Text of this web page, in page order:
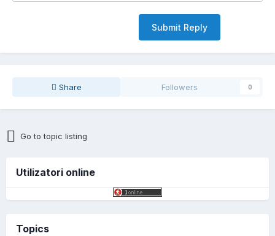
Submit Reply
Share Followers 0
Go to topic listing
Utilizatori online
Topics